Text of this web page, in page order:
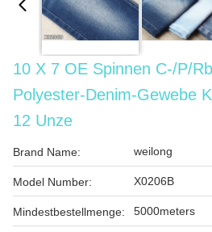
10 X 7 OE Spinnen C-/P/
Polyester-Denim-Gewebe
12 Unze
Brand Name: weilong
Model Number: X0206B
Mindestbestellmenge: 5000meters